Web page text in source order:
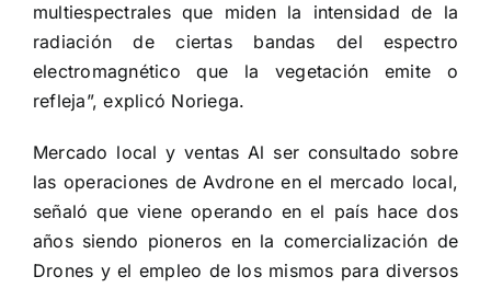
multiespectrales que miden la intensidad de la
radiación de ciertas bandas del espectro
electromagnético que la vegetación emite o
refleja”, explicó Noriega.
Mercado local y ventas Al ser consultado sobre
las operaciones de Avdrone en el mercado local,
señaló que viene operando en el país hace dos
años siendo pioneros en la comercialización de
Drones y el empleo de los mismos para diversos